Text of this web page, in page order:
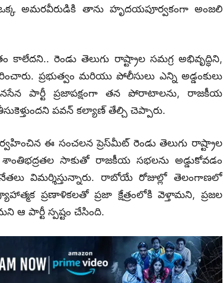
అమరవీరుడికి తాను హృదయపూర్వకంగా అంజలి
రెండు తెలుగు రాష్ట్రాల సమగ్ర అభివృద్ధిని,
ప్రభుత్వం మరియు పోలీసులు ఎన్ని అడ్డంకులు
పార్టీ ప్రజాపక్షంగా తన పోరాటాలను, రాజకీయ
పవన్ కల్యాణ్ తేల్చి చెప్పారు.
ఈ సంచలన ప్రెస్‌మీట్ రెండు తెలుగు రాష్ట్రాల
సాకుతో రాజకీయ సభలను అడ్డుకోవడం
విమర్శిస్తున్నారు. రాబోయే రోజుల్లో తెలంగాణలో
ప్రణాళికలతో ప్రజా క్షేత్రంలోకి వెళ్తామని, ప్రజల
పార్టీ స్పష్టం చేసింది.